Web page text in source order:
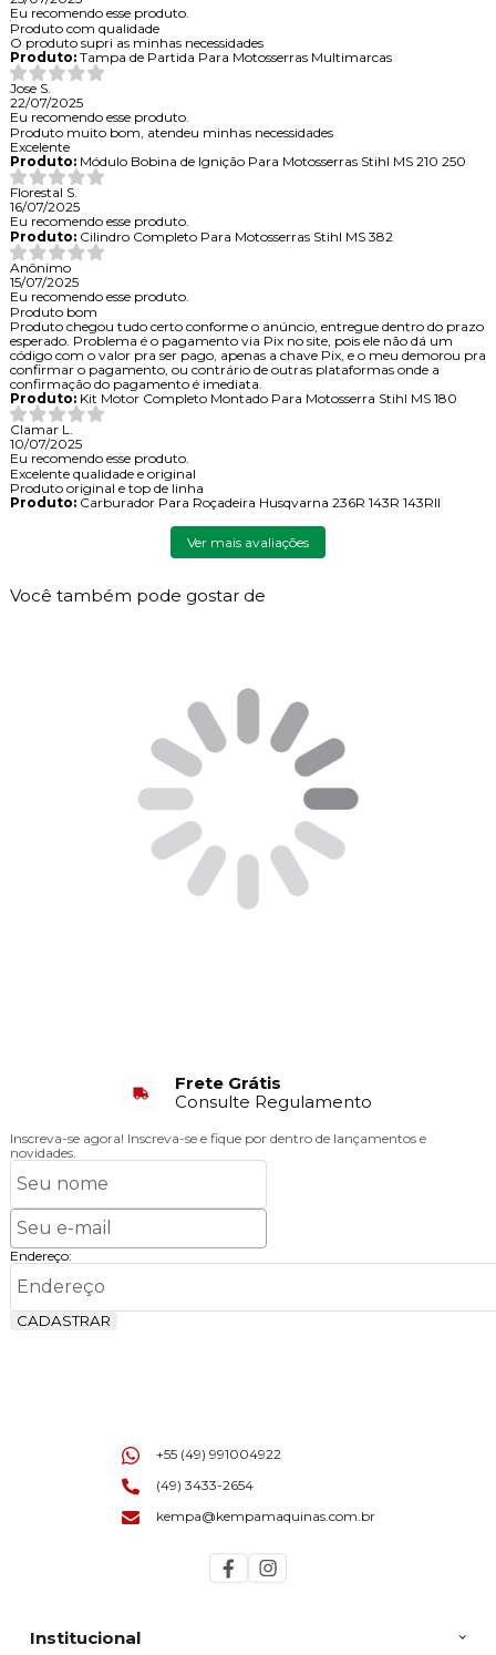
Eu recomendo esse produto.
Produto com qualidade
O produto supri as minhas necessidades
Produto:Tampa de Partida Para Motosserras Multimarcas
Jose S.
22/07/2025
Eu recomendo esse produto.
Produto muito bom, atendeu minhas necessidades
Excelente
Produto:Módulo Bobina de Ignição Para Motosserras Stihl MS 210 250
Florestal S.
16/07/2025
Eu recomendo esse produto.
Produto:Cilindro Completo Para Motosserras Stihl MS 382
Anônimo
15/07/2025
Eu recomendo esse produto.
Produto bom
Produto chegou tudo certo conforme o anúncio, entregue dentro do prazo
esperado. Problema é o pagamento via Pix no site, pois ele não dá um
código com o valor pra ser pago, apenas a chave Pix, e o meu demorou pra
confirmar o pagamento, ou contrário de outras plataformas onde a
confirmação do pagamento é imediata.
Produto:Kit Motor Completo Montado Para Motosserra Stihl MS 180
Clamar L.
10/07/2025
Eu recomendo esse produto.
Excelente qualidade e original
Produto original e top de linha
Produto:Carburador Para Roçadeira Husqvarna 236R 143R 143RII
Ver mais avaliações
Você também pode gostar de
Frete Grátis
Consulte Regulamento
Inscreva-se agora! Inscreva-se e fique por dentro de lançamentos e
novidades.
Endereço:
CADASTRAR
Institucional
+55 (49) 991004922
(49) 3433-2654
kempa@kempamaquinas.com.br